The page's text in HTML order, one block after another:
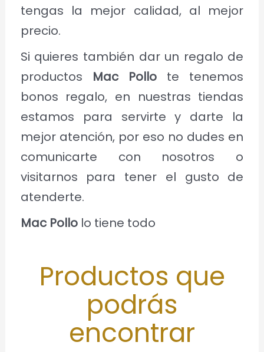
tengas la mejor calidad, al mejor
precio.
Si quieres también dar un regalo de
productos Mac Pollo te tenemos
bonos regalo, en nuestras tiendas
estamos para servirte y darte la
mejor atención, por eso no dudes en
comunicarte con nosotros o
visitarnos para tener el gusto de
atenderte.
Mac Pollolo tiene todo
Productos que
podrás
encontrar